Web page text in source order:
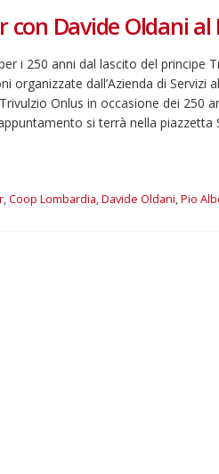
con Davide Oldani
i 250 anni dal lascito del principe
organizzate dall’Azienda di
Onlus in occasione dei 250
si terrà nella piazzetta
,Coop Lombardia,Davide Oldani,Pio